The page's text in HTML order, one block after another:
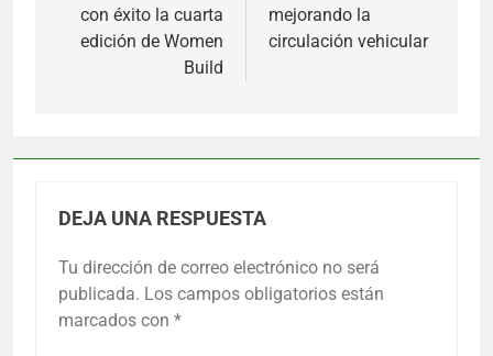
con éxito la cuarta
edición de Women
Build
mejorando la
circulación vehicular
DEJA UNA RESPUESTA
Tu dirección de correo electrónico no será
publicada. Los campos obligatorios están
marcados con *